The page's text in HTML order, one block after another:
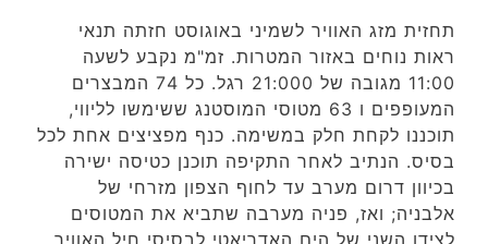
תחזית מזג האוויר לשמיני באוגוסט חזתה תנאי
ראות נוחים באזור המטרות. זמ"מ נקבע לשעה
11:00 מגובה של 21:000 רגל. כל 74 המבצרים
המעופפים ו 63 מטוסי המוסטנג ששימשו לליווי,
תוכננו לקחת חלק במשימה. כנף מפציצים אחת לכל
בסיס. הנתיב לאחר התקיפה תוכנן כטיסה ישירה
בכיוון דרום מערב עד לחוף הצפון מזרחי של
אלבניה; ואז, פניה מערבה שתביא את המטוסים
לצידו השני של הים האדריאטי לבסיסי חיל האוויר